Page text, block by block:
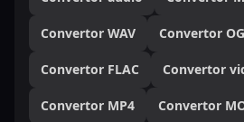
Convertor WAV Convertor
Convertor FLAC Convertor
Convertor MP4 Convertor